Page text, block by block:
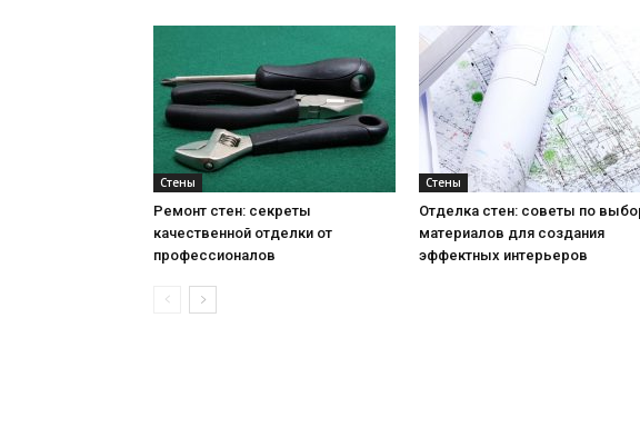
Стены
Ремонт стен: секреты
качественной отделки от
профессионалов
Стены
Отделка стен: советы по
материалов для создания
эффектных интерьеров